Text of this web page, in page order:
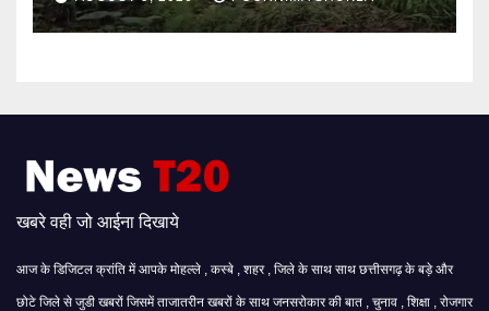
खबरे वही जो आईना दिखाये
आज के डिजिटल क्रांति में आपके मोहल्ले , कस्बे , शहर , जिले के साथ साथ छत्तीसगढ़ के बड़े और
छोटे जिले से जुडी खबरों जिसमें ताजातरीन खबरों के साथ जनसरोकार की बात , चुनाव , शिक्षा , रोजगार